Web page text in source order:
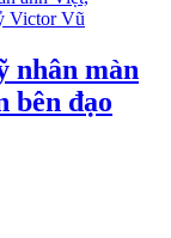
nhân màn
bên đạo